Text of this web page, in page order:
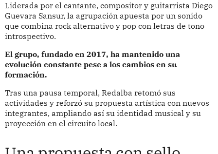
Liderada por el cantante, compositor y guitarrista Diego
Guevara Sansur, la agrupación apuesta por un sonido
que combina rock alternativo y pop con letras de tono
introspectivo.
El grupo, fundado en 2017, ha mantenido una
evolución constante pese a los cambios en su
formación.
Tras una pausa temporal, Redalba retomó sus
actividades y reforzó su propuesta artística con nuevos
integrantes, ampliando así su identidad musical y su
proyección en el circuito local.